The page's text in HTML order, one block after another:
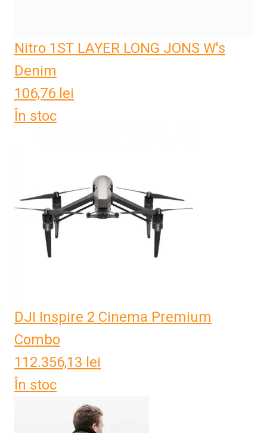
Nitro 1ST LAYER LONG JONS W's
Denim
106,76 lei
În stoc
DJI Inspire 2 Cinema Premium
Combo
112.356,13 lei
În stoc